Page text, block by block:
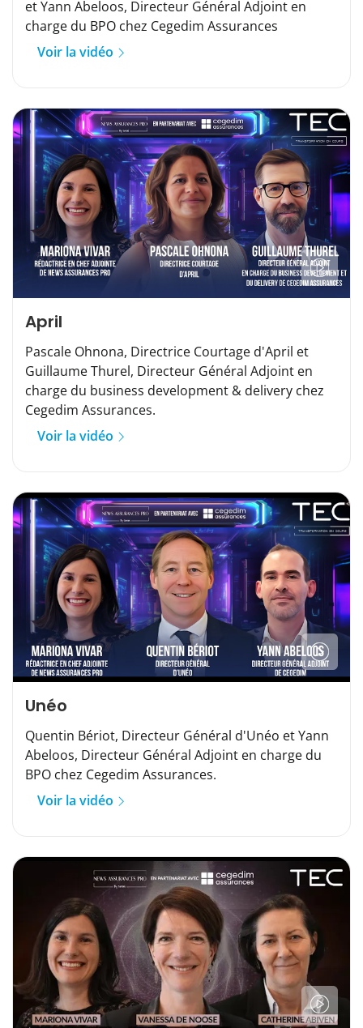
et Yann Abeloos, Directeur Général Adjoint en
charge du BPO chez Cegedim Assurances
Voir la vidéo
April
Pascale Ohnona, Directrice Courtage d'April et
Guillaume Thurel, Directeur Général Adjoint en
charge du business development & delivery chez
Cegedim Assurances.
Voir la vidéo
Unéo
Quentin Bériot, Directeur Général d'Unéo et Yann
Abeloos, Directeur Général Adjoint en charge du
BPO chez Cegedim Assurances.
Voir la vidéo